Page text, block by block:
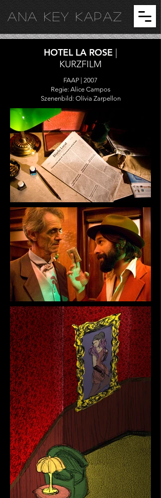
ANA KEY KAPAZ
HOTEL LA ROSE
KURZFILM
FAAP | 2007
Regie: Alice Campos
Szenenbild: Olívia Zarpellon